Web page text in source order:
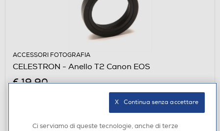
ACCESSORI FOTOGRAFIA
CELESTRON - Anello T2 Canon EOS
€ 19,90
Ritiro in negozio in 30' gratuito:verifica
Ci serviamo di queste tecnologie, anche di terze
X   Continua senza accettare